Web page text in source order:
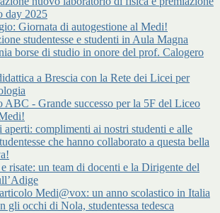
day 2025
Giornata di autogestione al Medi!
studentesse e studenti in Aula Magna
borse di studio in onore del prof. Calogero
a Brescia con la Rete dei Licei per
ABC - Grande successo per la 5F del Liceo
aperti: complimenti ai nostri studenti e alle
che hanno collaborato a questa bella
risate: un team di docenti e la Dirigente del
Medi@vox: un anno scolastico in Italia
gli occhi di Nola, studentessa tedesca